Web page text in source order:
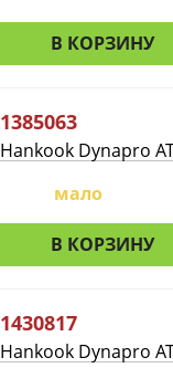
В КОРЗИНУ
1385063
Hankook Dynapro
мало
В КОРЗИНУ
1430817
Hankook Dynapro